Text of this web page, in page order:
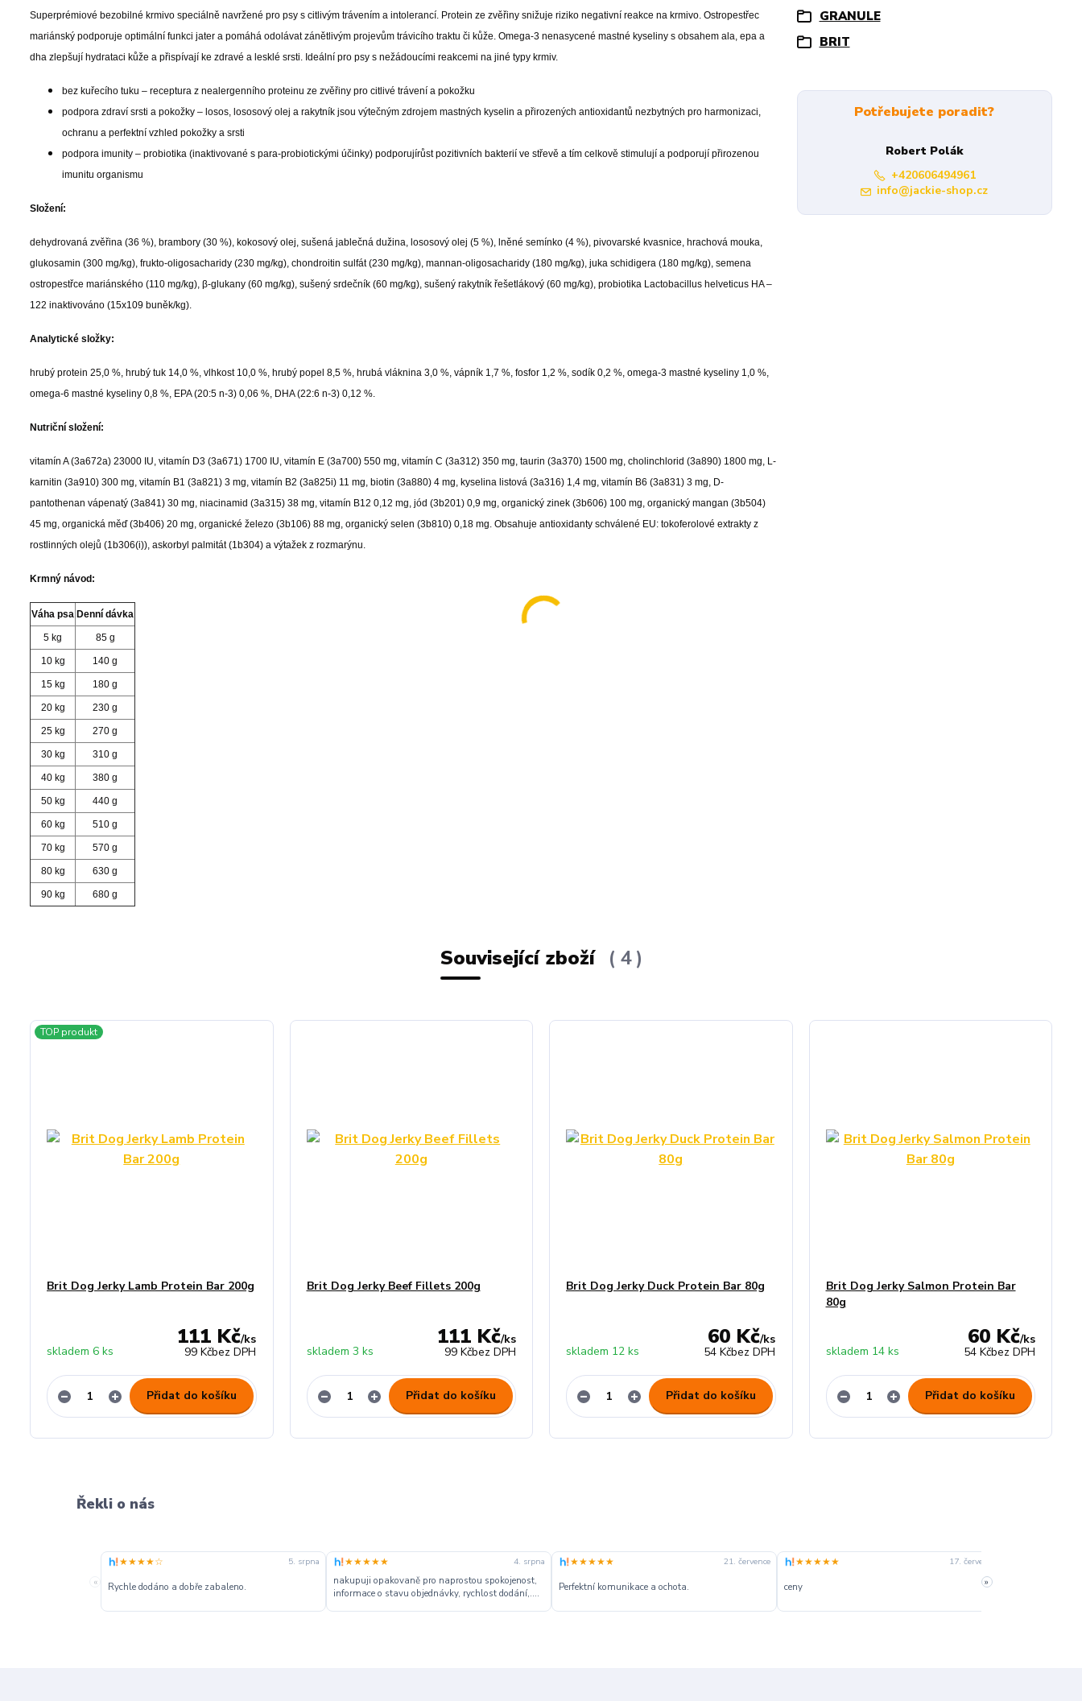
Superprémiové bezobilné krmivo speciálně navržené pro psy s citlivým trávením a intolerancí. Protein ze zvěřiny snižuje riziko negativní reakce na krmivo. Ostropestřec
mariánský podporuje optimální funkci jater a pomáhá odolávat zánětlivým projevům trávicího traktu či kůže. Omega-3 nenasycené mastné kyseliny s obsahem ala, epa a
dha zlepšují hydrataci kůže a přispívají ke zdravé a lesklé srsti. Ideální pro psy s nežádoucími reakcemi na jiné typy krmiv.
bez kuřecího tuku – receptura z nealergenního proteinu ze zvěřiny pro citlivé trávení a pokožku
podpora zdraví srsti a pokožky – losos, lososový olej a rakytník jsou výtečným zdrojem mastných kyselin a přirozených antioxidantů nezbytných pro harmonizaci,
ochranu a perfektní vzhled pokožky a srsti
podpora imunity – probiotika (inaktivované s para-probiotickými účinky) podporujírůst pozitivních bakterií ve střevě a tím celkově stimulují a podporují přirozenou
imunitu organismu
Složení:
dehydrovaná zvěřina (36 %), brambory (30 %), kokosový olej, sušená jablečná dužina, lososový olej (5 %), lněné semínko (4 %), pivovarské kvasnice, hrachová mouka,
glukosamin (300 mg/kg), frukto-oligosacharidy (230 mg/kg), chondroitin sulfát (230 mg/kg), mannan-oligosacharidy (180 mg/kg), juka schidigera (180 mg/kg), semena
ostropestřce mariánského (110 mg/kg), β-glukany (60 mg/kg), sušený srdečník (60 mg/kg), sušený rakytník řešetlákový (60 mg/kg), probiotika Lactobacillus helveticus HA –
122 inaktivováno (15x109 buněk/kg).
Analytické složky:
hrubý protein 25,0 %, hrubý tuk 14,0 %, vlhkost 10,0 %, hrubý popel 8,5 %, hrubá vláknina 3,0 %, vápník 1,7 %, fosfor 1,2 %, sodík 0,2 %, omega-3 mastné kyseliny 1,0 %,
omega-6 mastné kyseliny 0,8 %, EPA (20:5 n-3) 0,06 %, DHA (22:6 n-3) 0,12 %.
Nutriční složení:
vitamín A (3a672a) 23000 IU, vitamín D3 (3a671) 1700 IU, vitamín E (3a700) 550 mg, vitamín C (3a312) 350 mg, taurin (3a370) 1500 mg, cholinchlorid (3a890) 1800 mg, L-
karnitin (3a910) 300 mg, vitamín B1 (3a821) 3 mg, vitamín B2 (3a825i) 11 mg, biotin (3a880) 4 mg, kyselina listová (3a316) 1,4 mg, vitamín B6 (3a831) 3 mg, D-
pantothenan vápenatý (3a841) 30 mg, niacinamid (3a315) 38 mg, vitamín B12 0,12 mg, jód (3b201) 0,9 mg, organický zinek (3b606) 100 mg, organický mangan (3b504)
45 mg, organická měď (3b406) 20 mg, organické železo (3b106) 88 mg, organický selen (3b810) 0,18 mg. Obsahuje antioxidanty schválené EU: tokoferolové extrakty z
rostlinných olejů (1b306(i)), askorbyl palmitát (1b304) a výtažek z rozmarýnu.
Krmný návod:
Váha psa Denní dávka
5 kg 85 g
10 kg 140 g
15 kg 180 g
20 kg 230 g
25 kg 270 g
30 kg 310 g
40 kg 380 g
50 kg 440 g
60 kg 510 g
70 kg 570 g
80 kg 630 g
90 kg 680 g
GRANULE
BRIT
Potřebujete poradit?
Robert Polák
+420606494961
info@jackie-shop.cz
Související zboží 4
TOP produkt
Brit Dog Jerky Lamb Protein Bar 200g
111 Kč/ks
99 Kčbez DPH
skladem 6 ks
Přidat do košíku
Brit Dog Jerky Beef Fillets 200g
111 Kč/ks
99 Kčbez DPH
skladem 3 ks
Přidat do košíku
Brit Dog Jerky Duck Protein Bar 80g
60 Kč/ks
54 Kčbez DPH
skladem 12 ks
Přidat do košíku
Brit Dog Jerky Salmon Protein Bar
80g
60 Kč/ks
54 Kčbez DPH
skladem 14 ks
Přidat do košíku
Řekli o nás
«
★★★★☆ 5. srpna
Rychle dodáno a dobře zabaleno.
★★★★★ 4. srpna
nakupuji opakovaně pro naprostou spokojenost,
informace o stavu objednávky, rychlost dodání,....
★★★★★ 21. července
Perfektní komunikace a ochota.
★★★★★ 17. července
ceny »